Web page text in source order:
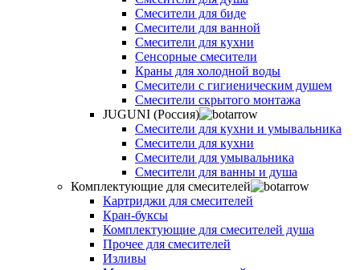
Смесители для биде
Смесители для ванной
Смесители для кухни
Сенсорные смесители
Краны для холодной воды
Смесители с гигиеническим душем
Смесители скрытого монтажа
JUGUNI (Россия)
Смесители для кухни и умывальника
Смесители для кухни
Смесители для умывальника
Смесители для ванны и душа
Комплектующие для смесителей
Картриджи для смесителей
Кран-буксы
Комплектующие для смесителей душа
Прочее для смесителей
Изливы